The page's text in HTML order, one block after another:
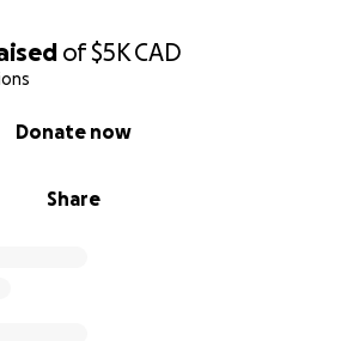
of$5KCAD
Share
Donate now
pour la première fois, m’a
que j’aime t’en! Je suis